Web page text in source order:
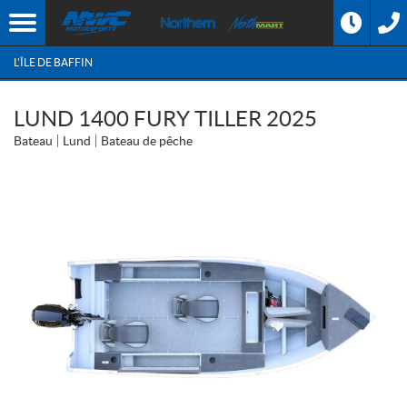
L'ÎLE DE BAFFIN
LUND 1400 FURY TILLER 2025
Bateau Lund Bateau de pêche